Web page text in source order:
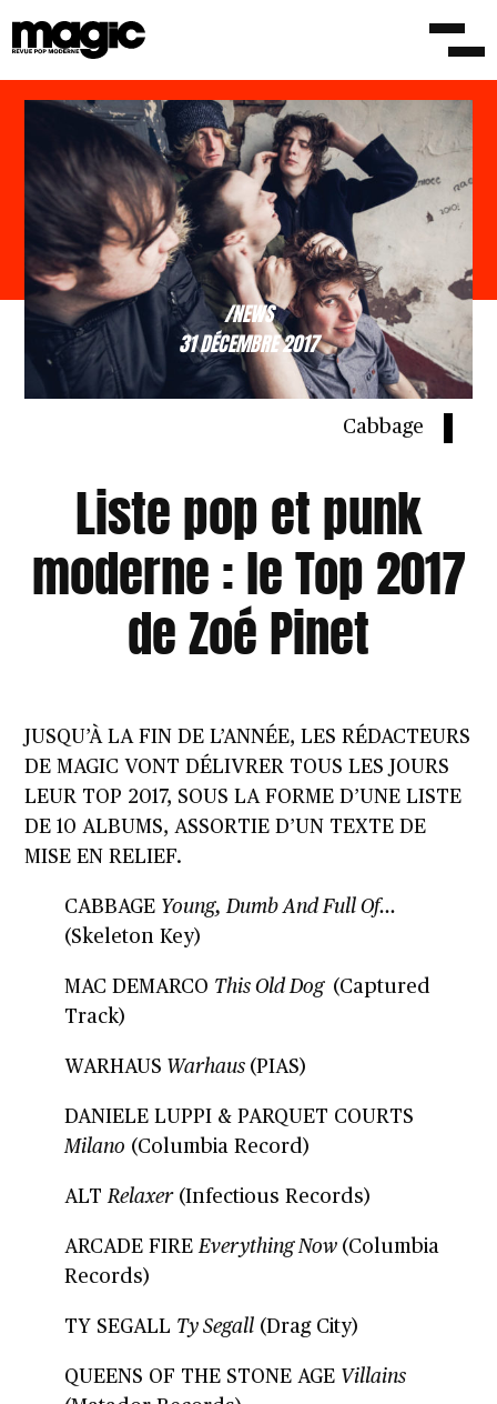
/NEWS
31 DÉCEMBRE 2017
Cabbage
Liste pop et punk
moderne : le Top 2017
de Zoé Pinet
JUSQU’À LA FIN DE L’ANNÉE, LES RÉDACTEURS
DE MAGIC VONT DÉLIVRER TOUS LES JOURS
LEUR TOP 2017, SOUS LA FORME D’UNE LISTE
DE 10 ALBUMS, ASSORTIE D’UN TEXTE DE
MISE EN RELIEF.
CABBAGE Young, Dumb And Full Of…
(Skeleton Key)
MAC DEMARCO This Old Dog (Captured
Track)
WARHAUS Warhaus (PIAS)
DANIELE LUPPI & PARQUET COURTS
Milano (Columbia Record)
ALTRelaxer(Infectious Records)
ARCADE FIREEverything Now (Columbia
Records)
TY SEGALL Ty Segall (Drag City)
QUEENS OF THE STONE AGE Villains